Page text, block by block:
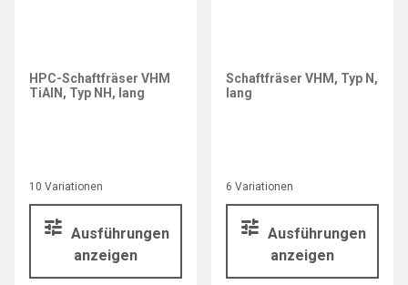
10 Variationen
Ausführungen
anzeigen
HPC-Schaftfräser VHM
TiAlN, Typ NH, lang
6 Variationen
Ausführungen
anzeigen
Schaftfräser VHM, Typ N,
lang